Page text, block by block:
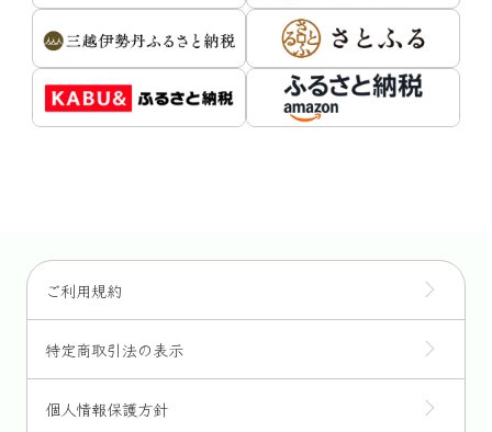
ご利用規約
特定商取引法の表示
個人情報保護方針